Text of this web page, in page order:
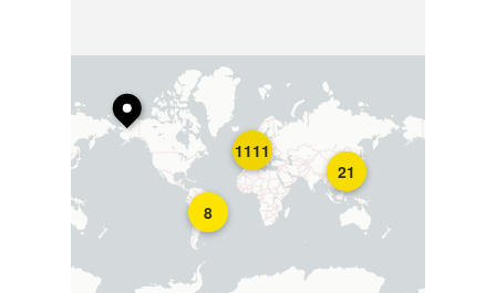
8
21
1111